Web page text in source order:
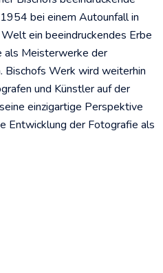
bei einem Autounfall in
ein beeindruckendes Erbe
als Meisterwerke der
Werk wird weiterhin
und Künstler auf der
einzigartige Perspektive
Entwicklung der Fotografie als